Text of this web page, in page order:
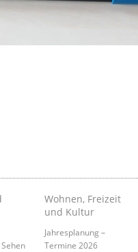
Wohnen, Freizeit
und Kultur
Jahresplanung –
Termine 2026